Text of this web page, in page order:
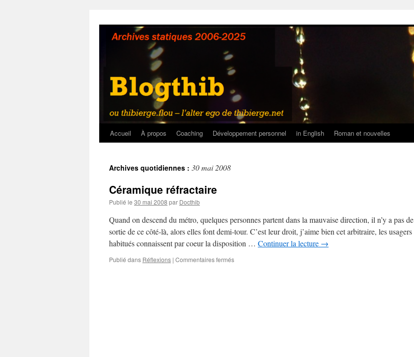
contenu
Accueil À propos Coaching Développement personnel in English Roman et nouvelles
Archives quotidiennes : 30 mai 2008
Céramique réfractaire
Publié le 30 mai 2008 par Docthib
Quand on descend du métro, quelques personnes partent dans la mauvaise direction, il n’y a pas de
sortie de ce côté-là, alors elles font demi-tour. C’est leur droit, j’aime bien cet arbitraire, les usagers
habitués connaissent par coeur la disposition … Continuer la lecture →
Publié dans Réflexions | Commentaires ferméssur